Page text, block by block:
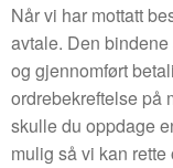
Når vi har mottatt
avtale. Den
og gjennomført
ordrebekreftelse på
skulle du oppdage
mulig så vi kan rette